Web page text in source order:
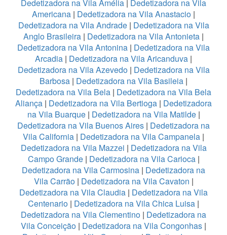
Dedetizadora na Vila Amélia | Dedetizadora na Vila
Americana | Dedetizadora na Vila Anastacio |
Dedetizadora na Vila Andrade| Dedetizadora na Vila
Anglo Brasileira | Dedetizadora na Vila Antonieta |
Dedetizadora na Vila Antonina | Dedetizadora na Vila
Arcadia | Dedetizadora na Vila Aricanduva |
Dedetizadora na Vila Azevedo| Dedetizadora na Vila
Barbosa | Dedetizadora na Vila Basileia |
Dedetizadora na Vila Bela | Dedetizadora na Vila Bela
Aliança | Dedetizadora na Vila Bertioga | Dedetizadora
na Vila Buarque| Dedetizadora na Vila Matilde|
Dedetizadora na Vila Buenos Aires | Dedetizadora na
Vila California | Dedetizadora na Vila Campanela |
Dedetizadora na Vila Mazzei | Dedetizadora na Vila
Campo Grande| Dedetizadora na Vila Carioca|
Dedetizadora na Vila Carmosina | Dedetizadora na
Vila Carrão| Dedetizadora na Vila Cavaton |
Dedetizadora na Vila Claudia | Dedetizadora na Vila
Centenario | Dedetizadora na Vila Chica Luisa |
Dedetizadora na Vila Clementino | Dedetizadora na
Vila Conceição | Dedetizadora na Vila Congonhas |